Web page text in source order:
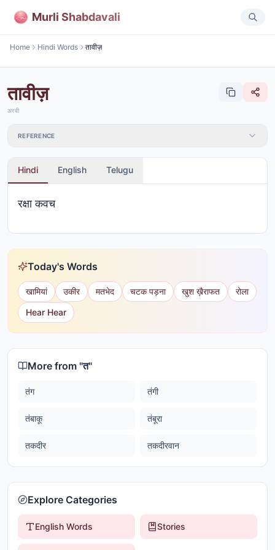
Murli Shabdavali
Home Hindi Words तावीज़
तावीज़
अरबी
REFERENCE
Hindi English Telugu
रक्षा कवच
Today's Words
खामियां उकीर मतभेद चटक पड़ना खुश ख़ैराफत
रोला
Hear Hear
More from "त"
तंग तंगी
तंबाकू तंबूरा
तकदीर तकदीरवान
Explore Categories
English Words Stories